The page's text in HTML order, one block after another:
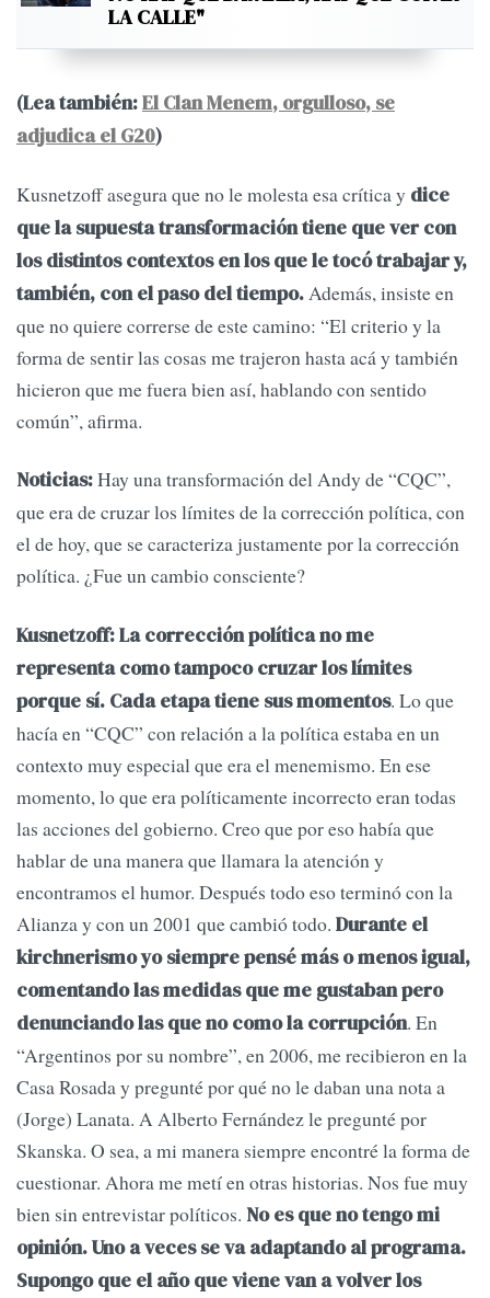
LA CALLE"
(Lea también:El Clan Menem, orgulloso, se
adjudica el G20)
Kusnetzoff asegura que no le molesta esa crítica y dice
que la supuesta transformación tiene que ver con
los distintos contextos en los que le tocó trabajar y,
también, con el paso del tiempo.Además, insiste en
que no quiere correrse de este camino: “El criterio y la
forma de sentir las cosas me trajeron hasta acá y también
hicieron que me fuera bien así, hablando con sentido
común”, afirma.
Noticias:Hay una transformación del Andy de “CQC”,
que era de cruzar los límites de la corrección política, con
el de hoy, que se caracteriza justamente por la corrección
política. ¿Fue un cambio consciente?
Kusnetzoff:La corrección política no me
representa como tampoco cruzar los límites
porque sí. Cada etapa tiene sus momentos. Lo que
hacía en “CQC” con relación a la política estaba en un
contexto muy especial que era el menemismo. En ese
momento, lo que era políticamente incorrecto eran todas
las acciones del gobierno. Creo que por eso había que
hablar de una manera que llamara la atención y
encontramos el humor. Después todo eso terminó con la
Alianza y con un 2001 que cambió todo. Durante el
kirchnerismo yo siempre pensé más o menos igual,
comentando las medidas que me gustaban pero
denunciando las que no como la corrupción. En
“Argentinos por su nombre”, en 2006, me recibieron en la
Casa Rosada y pregunté por qué no le daban una nota a
(Jorge) Lanata. A Alberto Fernández le pregunté por
Skanska. O sea, a mi manera siempre encontré la forma de
cuestionar. Ahora me metí en otras historias. Nos fue muy
bien sin entrevistar políticos. No es que no tengo mi
opinión. Uno a veces se va adaptando al programa.
Supongo que el año que viene van a volver los